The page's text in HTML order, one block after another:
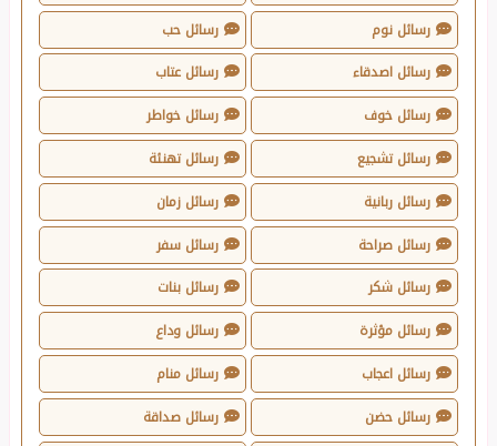
رسائل نوم
رسائل حب
رسائل اصدقاء
رسائل عتاب
رسائل خوف
رسائل خواطر
رسائل تشجيع
رسائل تهنئة
رسائل ربانية
رسائل زمان
رسائل صراحة
رسائل سفر
رسائل شكر
رسائل بنات
رسائل مؤثرة
رسائل وداع
رسائل اعجاب
رسائل منام
رسائل حضن
رسائل صداقة